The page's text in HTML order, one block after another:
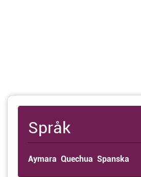
Språk
Aymara Quechua Spanska